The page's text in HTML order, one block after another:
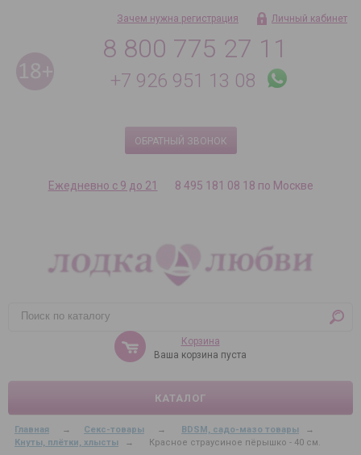
8 800 775 27 11
+7 926 951 13 08
ОБРАТНЫЙ ЗВОНОК
Зачем нужна регистрация Личный кабинет
Ежедневно с 9 до 21 8 495 181 08 18 по Москве
Корзина
Ваша корзина пуста
КАТАЛОГ
Главная → Секс-товары → BDSM, садо-мазо товары
→
Кнуты, плётки, хлысты
→ Красное страусиное пёрышко - 40 см.